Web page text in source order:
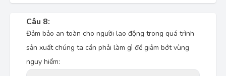
Câu 8:
Đảm bảo an toàn cho người lao động trong quá trình
sản xuất chúng ta cần phải làm gì để giảm bớt vùng
nguy hiểm: